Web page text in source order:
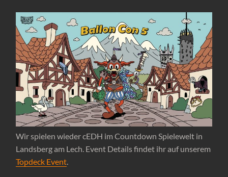
Wir spielen wieder cEDH im Countdown Spielewelt in
Landsberg am Lech. Event Details findet ihr auf unserem
Topdeck Event.